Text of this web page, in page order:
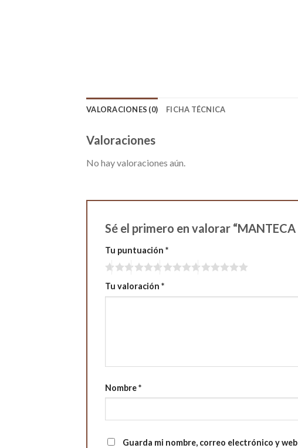
VALORACIONES (0) FICHA TÉCNICA
Valoraciones
No hay valoraciones aún.
Sé el primero en valorar
Tu puntuación *
Tu valoración *
Nombre*
Guarda mi nombre, correo electrónico y